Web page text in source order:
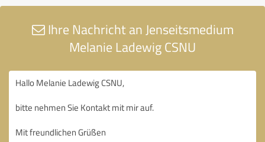
Ihre Nachricht an Jenseitsmedium
Melanie Ladewig CSNU